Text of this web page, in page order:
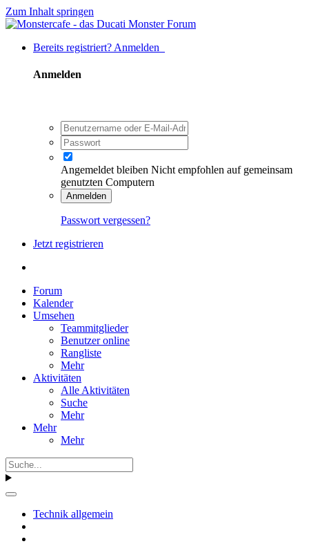
Zum Inhalt springen
Bereits registriert? Anmelden
Anmelden
Angemeldet bleiben Nicht empfohlen auf gemeinsam
genutzten Computern
Anmelden
Passwort vergessen?
Jetzt registrieren
Forum
Kalender
Umsehen
Teammitglieder
Benutzer online
Rangliste
Mehr
Aktivitäten
Alle Aktivitäten
Suche
Mehr
Mehr
Mehr
Technik allgemein